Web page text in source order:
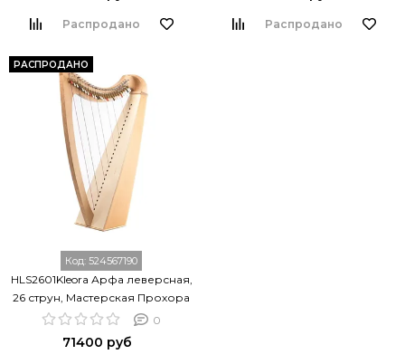
Распродано Распродано
РАСПРОДАНО
Код: 524567190
HLS2601Kleora Арфа леверсная,
26 струн, Мастерская Прохора
Лапина
0
71400 руб